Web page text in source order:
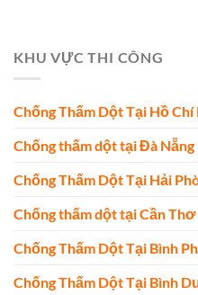
KHU VỰC THI CÔNG
Chống Thấm Dột Tại Hồ Chí
Chống thấm dột tại Đà Nẵng
Chống Thấm Dột Tại Hải
Chống thấm dột tại Cần Thơ
Chống Thấm Dột Tại Bình
Chống Thấm Dột Tại Bình